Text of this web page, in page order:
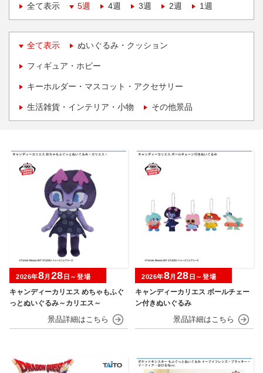
全て表示
5週 4週 3週 2週 1週
全て表示 ぬいぐるみ・クッション
フィギュア・ホビー
キーホルダー・マスコット・アクセサリー
生活雑貨・インテリア・小物 その他景品
キャンディーカリエス めちゃもふぐ
っとぬいぐるみ～カリエス～
2026年8月 28 日～登場
キャンディーカリエス ボールチェー
ン付きぬいぐるみ
2026年8月 28 日～登場